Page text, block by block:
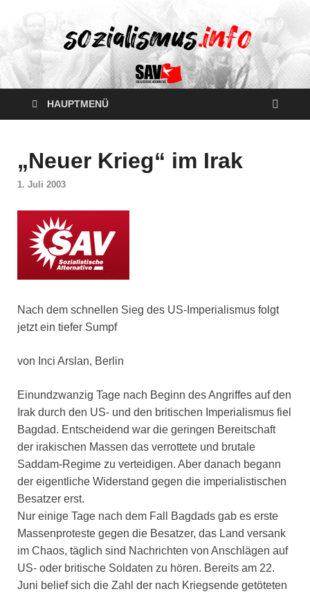
HAUPTMENÜ
„Neuer Krieg“ im Irak
1. Juli 2003
Nach dem schnellen Sieg des US-Imperialismus folgt
jetzt ein tiefer Sumpf
von Inci Arslan, Berlin
Einundzwanzig Tage nach Beginn des Angriffes auf den
Irak durch den US- und den britischen Imperialismus fiel
Bagdad. Entscheidend war die geringen Bereitschaft
der irakischen Massen das verrottete und brutale
Saddam-Regime zu verteidigen. Aber danach begann
der eigentliche Widerstand gegen die imperialistischen
Besatzer erst.
Nur einige Tage nach dem Fall Bagdads gab es erste
Massenproteste gegen die Besatzer, das Land versank
im Chaos, täglich sind Nachrichten von Anschlägen auf
US- oder britische Soldaten zu hören. Bereits am 22.
Juni belief sich die Zahl der nach Kriegsende getöteten